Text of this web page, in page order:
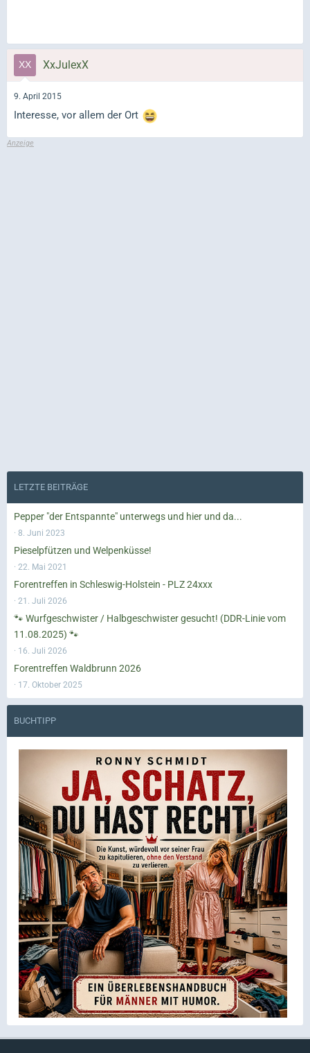
XxJulexX
9. April 2015
Interesse, vor allem der Ort
LETZTE BEITRÄGE
Pepper "der Entspannte" unterwegs und hier und da...
8. Juni 2023
Pieselpfützen und Welpenküsse!
22. Mai 2021
Forentreffen in Schleswig-Holstein - PLZ 24xxx
21. Juli 2026
🐾 Wurfgeschwister / Halbgeschwister gesucht! (DDR-Linie vom
11.08.2025) 🐾
16. Juli 2026
Forentreffen Waldbrunn 2026
17. Oktober 2025
BUCHTIPP